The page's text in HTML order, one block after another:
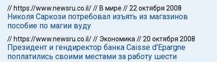
// https://www.newsru.co.il/// В мире //22 октября 2008
Николя Саркози потребовал изъять из магазинов
пособие по магии вуду
// https://www.newsru.co.il/// Экономика //20 октября 2008
Президент и гендиректор банка Caisse d'Epargne
поплатились своими местами за работу шести